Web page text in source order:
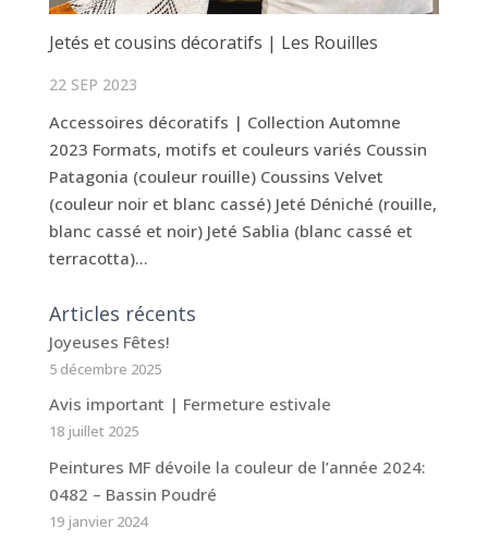
Jetés et cousins décoratifs | Les Rouilles
22 SEP 2023
Accessoires décoratifs | Collection Automne
2023 Formats, motifs et couleurs variés Coussin
Patagonia (couleur rouille) Coussins Velvet
(couleur noir et blanc cassé) Jeté Déniché (rouille,
blanc cassé et noir) Jeté Sablia (blanc cassé et
terracotta)...
Articles récents
Joyeuses Fêtes!
5 décembre 2025
Avis important | Fermeture estivale
18 juillet 2025
Peintures MF dévoile la couleur de l’année 2024:
0482 – Bassin Poudré
19 janvier 2024